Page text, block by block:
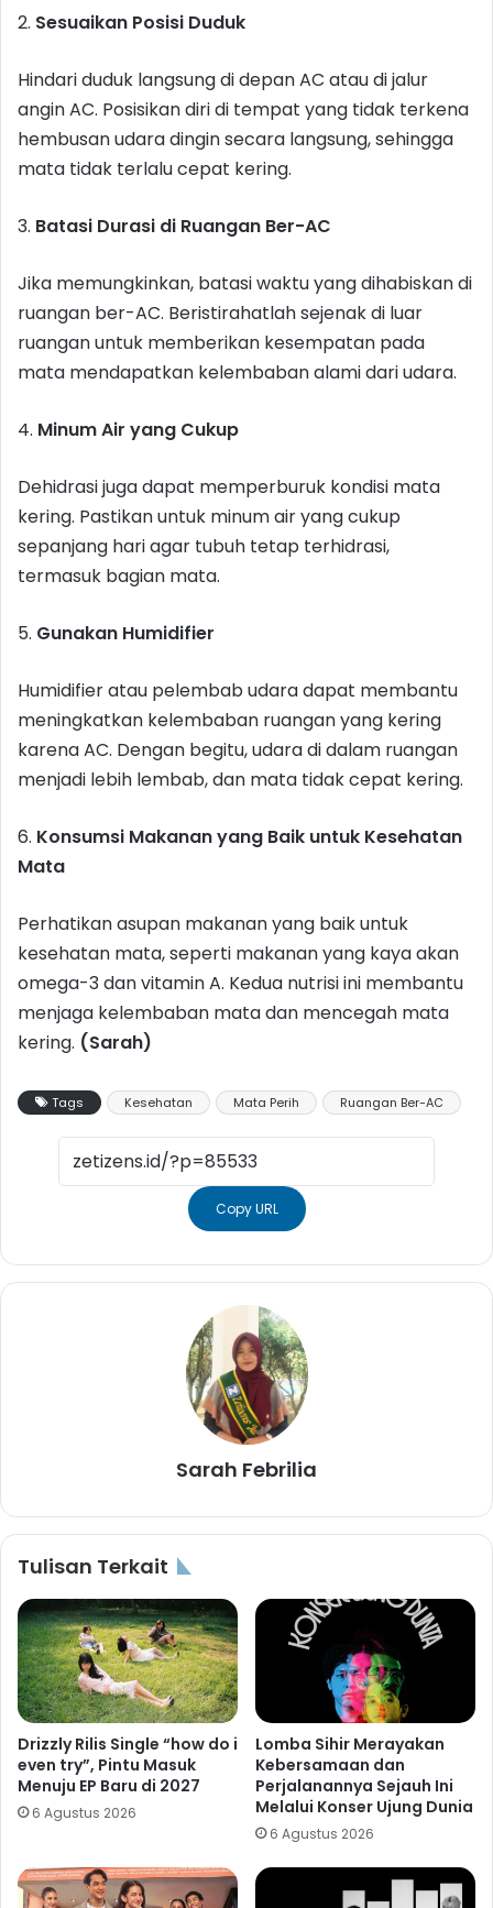
2. Sesuaikan Posisi Duduk
Hindari duduk langsung di depan AC atau di jalur
angin AC. Posisikan diri di tempat yang tidak terkena
hembusan udara dingin secara langsung, sehingga
mata tidak terlalu cepat kering.
3. Batasi Durasi di Ruangan Ber-AC
Jika memungkinkan, batasi waktu yang dihabiskan di
ruangan ber-AC. Beristirahatlah sejenak di luar
ruangan untuk memberikan kesempatan pada
mata mendapatkan kelembaban alami dari udara.
4. Minum Air yang Cukup
Dehidrasi juga dapat memperburuk kondisi mata
kering. Pastikan untuk minum air yang cukup
sepanjang hari agar tubuh tetap terhidrasi,
termasuk bagian mata.
5. Gunakan Humidifier
Humidifier atau pelembab udara dapat membantu
meningkatkan kelembaban ruangan yang kering
karena AC. Dengan begitu, udara di dalam ruangan
menjadi lebih lembab, dan mata tidak cepat kering.
6. Konsumsi Makanan yang Baik untuk Kesehatan
Mata
Perhatikan asupan makanan yang baik untuk
kesehatan mata, seperti makanan yang kaya akan
omega-3 dan vitamin A. Kedua nutrisi ini membantu
menjaga kelembaban mata dan mencegah mata
kering. (Sarah)
Tags Kesehatan Mata Perih Ruangan Ber-AC
Copy URL
Sarah Febrilia
Tulisan Terkait
Drizzly Rilis Single “how do i
even try”, Pintu Masuk
Menuju EP Baru di 2027
6 Agustus 2026
Lomba Sihir Merayakan
Kebersamaan dan
Perjalanannya Sejauh Ini
Melalui Konser Ujung Dunia
6 Agustus 2026